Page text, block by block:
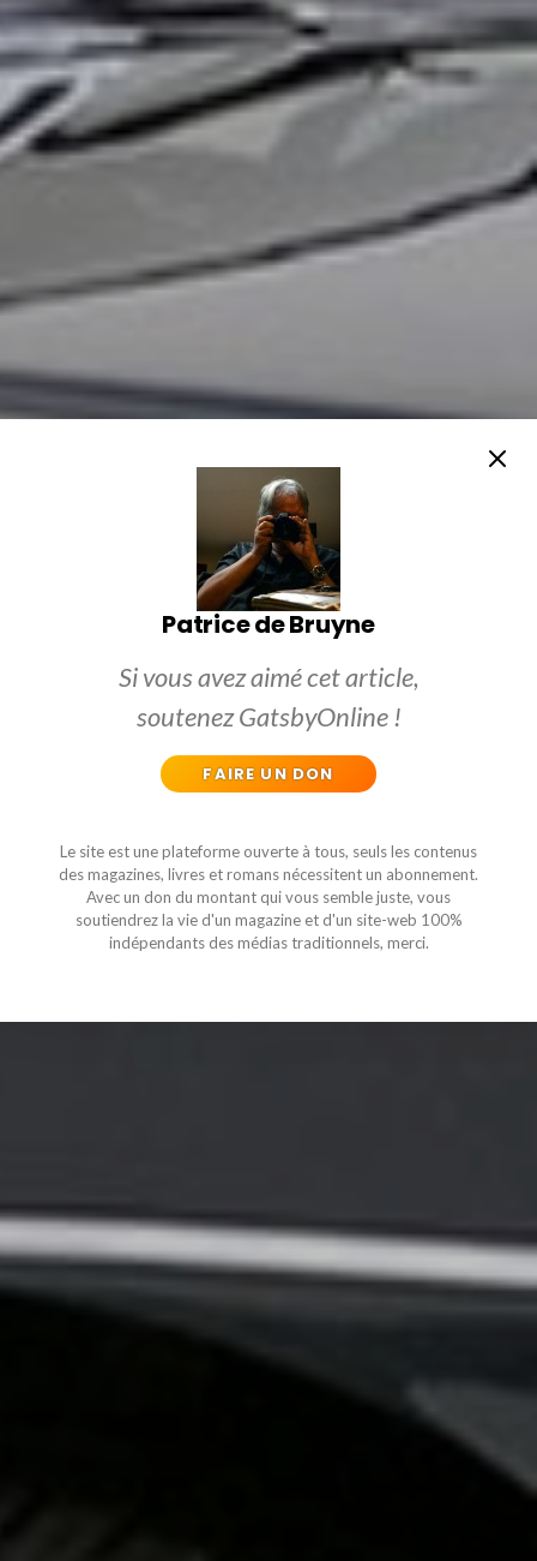
Patrice de Bruyne
Si vous avez aimé cet article,
soutenez GatsbyOnline !
FAIRE UN DON
Le site est une plateforme ouverte à tous, seuls les contenus
des magazines, livres et romans nécessitent un abonnement.
Avec un don du montant qui vous semble juste, vous
soutiendrez la vie d'un magazine et d'un site-web 100%
indépendants des médias traditionnels, merci.